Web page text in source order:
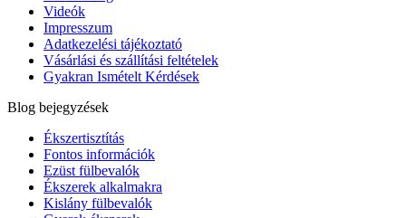
Videók
Impresszum
Adatkezelési tájékoztató
Vásárlási és szállítási feltételek
Gyakran Ismételt Kérdések
Blog bejegyzések
Ékszertisztítás
Fontos információk
Ezüst fülbevalók
Ékszerek alkalmakra
Kislány fülbevalók